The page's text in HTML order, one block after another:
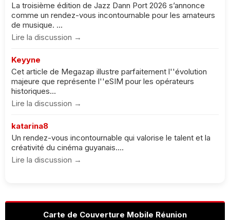
La troisième édition de Jazz Dann Port 2026 s’annonce
comme un rendez-vous incontournable pour les amateurs
de musique. ...
Lire la discussion →
Keyyne
Cet article de Megazap illustre parfaitement l''évolution
majeure que représente l''eSIM pour les opérateurs
historiques...
Lire la discussion →
katarina8
Un rendez-vous incontournable qui valorise le talent et la
créativité du cinéma guyanais....
Lire la discussion →
Carte de Couverture Mobile Réunion